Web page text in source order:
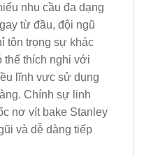
nhu cầu đa dạng
từ đầu, đội ngũ
tôn trọng sự khác
thể thích nghi với
lĩnh vực sử dụng
Chính sự linh
nơ vít bake Stanley
và dễ dàng tiếp